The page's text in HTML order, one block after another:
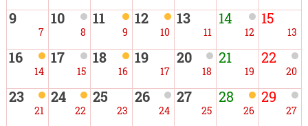
9
7
10
8
11
9
12
10
13
11
14
12
15
13
16
14
17
15
18
16
19
17
20
18
21
19
22
20
23
21
24
22
25
23
26
24
27
25
28
26
29
27